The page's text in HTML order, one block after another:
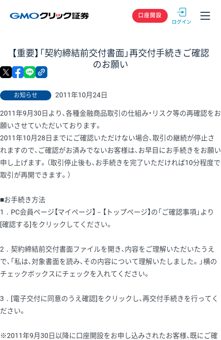
GMOクリック
口座開設
【重要】「契約締結前交付書面」再交付手続きご確認
のお願い
お知らせ 2011年10月24日
X facebook
2011年9月30日より、各種金融商品取引の仕組み・リスク等の再確認をお
願いさせていただいております。
2011年10月28日までにご確認いただけない場合、取引の継続が停止さ
れますので、ご確認がお済みでないお客様は、お早目にお手続きをお願い
申し上げます。（取引停止後も、お手続きを完了いただければ10分程度で
取引が再開できます。）
■お手続き方法
1．PC会員ページ【マイページ】－【トップページ】の「ご確認事項」より
[確認する]をクリックしてください。
2．契約締結前交付書面ファイルを開き、内容をご理解いただいたうえ
で、「私は、対象書面を読み、その内容について理解いたしました。」横の
チェックボックスにチェックを入れてください。
3．[電子交付に同意のうえ確認]をクリックし、再交付手続きを行ってく
ださい。
※2011年9月30日以降に口座開設をお申し込みされたお客様、既にご確